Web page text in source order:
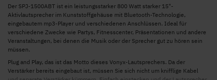
Der SPJ-1500ABT ist ein leistungsstarker 800 Watt starker 15"-
Aktivlautsprecher im Kunststoffgehäuse mit Bluetooth-Technologie,
eingebautem mp3-Player und verschiedenen Anschlüssen. Ideal für
verschiedene Zwecke wie Partys, Fitnesscenter, Präsentationen und andere
Veranstaltungen, bei denen die Musik oder der Sprecher gut zu hören sein
müssen.
Plug and Play, das ist das Motto dieses Vonyx-Lautsprechers. Da der
Verstärker bereits eingebaut ist, müssen Sie sich nicht um knifflige Kabel